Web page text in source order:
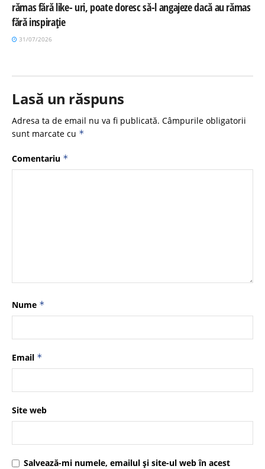
rămas fără like- uri, poate doresc să-l angajeze dacă au rămas
fără inspirație
31/07/2026
Lasă un răspuns
Adresa ta de email nu va fi publicată. Câmpurile obligatorii
sunt marcate cu *
Comentariu *
Nume *
Email *
Site web
Salvează-mi numele, emailul și site-ul web în acest